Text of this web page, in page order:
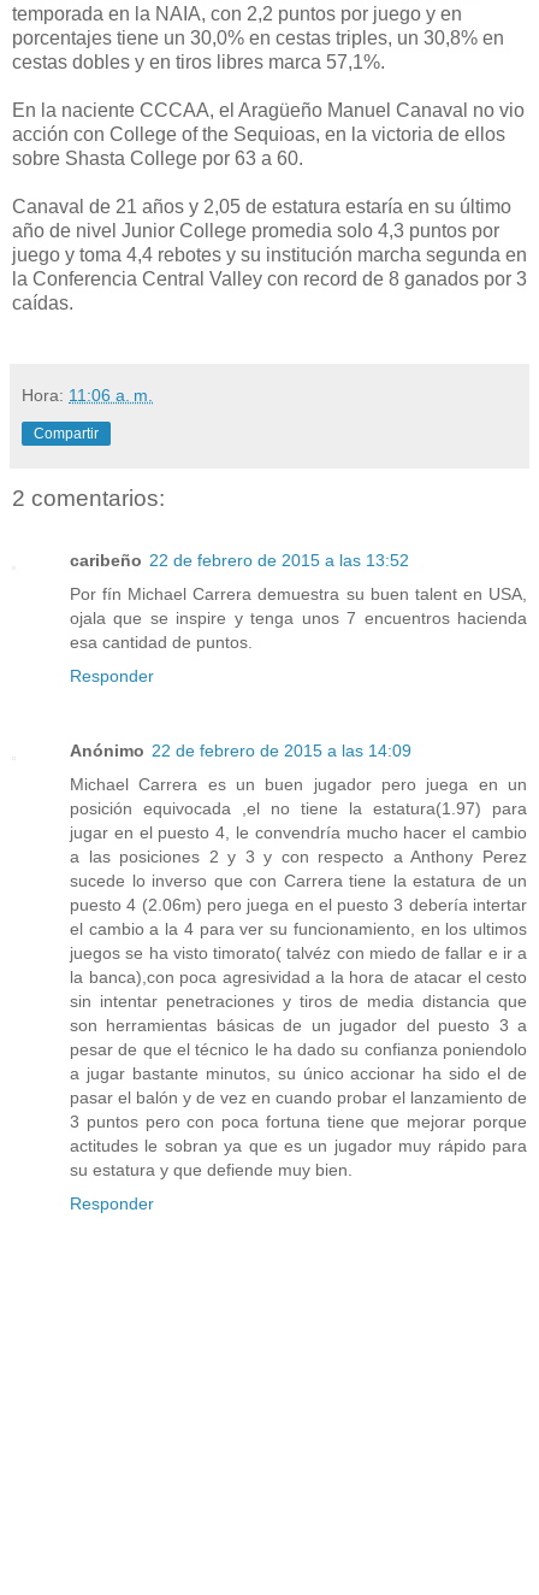
temporada en la NAIA, con 2,2 puntos por juego y en
porcentajes tiene un 30,0% en cestas triples, un 30,8% en
cestas dobles y en tiros libres marca 57,1%.
En la naciente CCCAA, el Aragüeño Manuel Canaval no vio
acción con College of the Sequioas, en la victoria de ellos
sobre Shasta College por 63 a 60.
Canaval de 21 años y 2,05 de estatura estaría en su último
año de nivel Junior College promedia solo 4,3 puntos por
juego y toma 4,4 rebotes y su institución marcha segunda en
la Conferencia Central Valley con record de 8 ganados por 3
caídas.
Hora: 11:06 a. m.
Compartir
2 comentarios:
caribeño 22 de febrero de 2015 a las 13:52
Por fín Michael Carrera demuestra su buen talent en USA,
ojala que se inspire y tenga unos 7 encuentros hacienda
esa cantidad de puntos.
Responder
Anónimo 22 de febrero de 2015 a las 14:09
Michael Carrera es un buen jugador pero juega en un
posición equivocada ,el no tiene la estatura(1.97) para
jugar en el puesto 4, le convendría mucho hacer el cambio
a las posiciones 2 y 3 y con respecto a Anthony Perez
sucede lo inverso que con Carrera tiene la estatura de un
puesto 4 (2.06m) pero juega en el puesto 3 debería intertar
el cambio a la 4 para ver su funcionamiento, en los ultimos
juegos se ha visto timorato( talvéz con miedo de fallar e ir a
la banca),con poca agresividad a la hora de atacar el cesto
sin intentar penetraciones y tiros de media distancia que
son herramientas básicas de un jugador del puesto 3 a
pesar de que el técnico le ha dado su confianza poniendolo
a jugar bastante minutos, su único accionar ha sido el de
pasar el balón y de vez en cuando probar el lanzamiento de
3 puntos pero con poca fortuna tiene que mejorar porque
actitudes le sobran ya que es un jugador muy rápido para
su estatura y que defiende muy bien.
Responder